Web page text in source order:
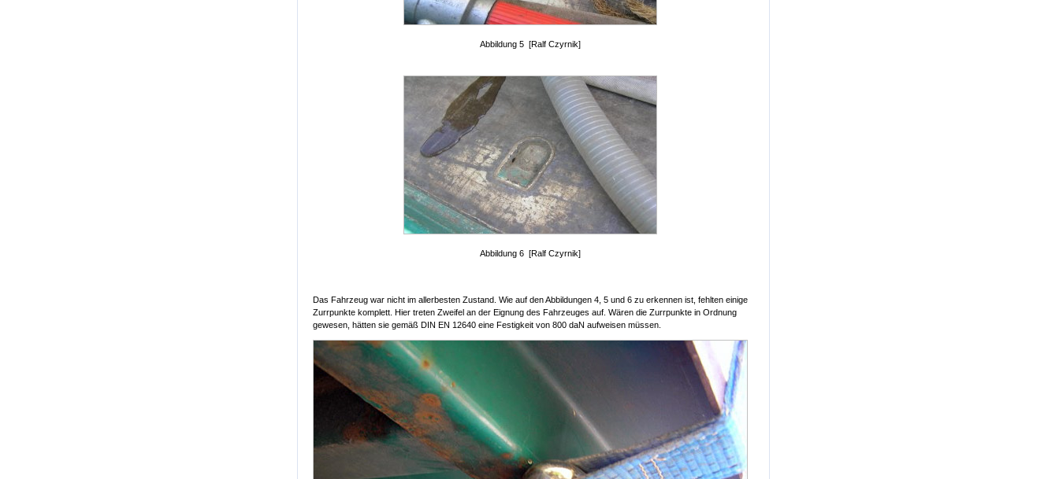
Abbildung 5 [Ralf Czyrnik]
Abbildung 6 [Ralf Czyrnik]
Das Fahrzeug war nicht im allerbesten Zustand. Wie auf den Abbildungen 4, 5 und 6 zu erkennen ist, fehlten einige
Zurrpunkte komplett. Hier treten Zweifel an der Eignung des Fahrzeuges auf. Wären die Zurrpunkte in Ordnung
gewesen, hätten sie gemäß DIN EN 12640 eine Festigkeit von 800 daN aufweisen müssen.